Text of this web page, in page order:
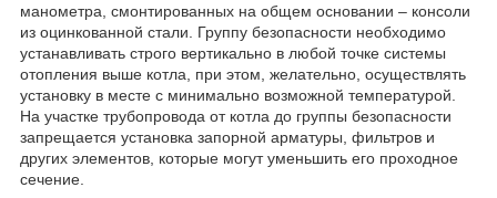
манометра, смонтированных на общем основании – консоли
из оцинкованной стали. Группу безопасности необходимо
устанавливать строго вертикально в любой точке системы
отопления выше котла, при этом, желательно, осуществлять
установку в месте с минимально возможной температурой.
На участке трубопровода от котла до группы безопасности
запрещается установка запорной арматуры, фильтров и
других элементов, которые могут уменьшить его проходное
сечение.